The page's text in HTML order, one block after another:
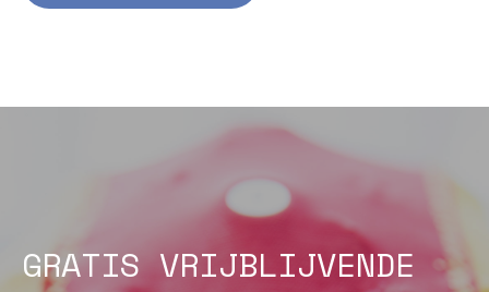
GRATIS VRIJBLIJVENDE